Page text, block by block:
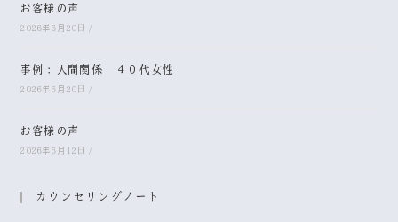
お客様の声
2026年6月20日 /
事例：人間関係 ４０代女性
2026年6月20日 /
お客様の声
2026年6月12日 /
カウンセリングノート